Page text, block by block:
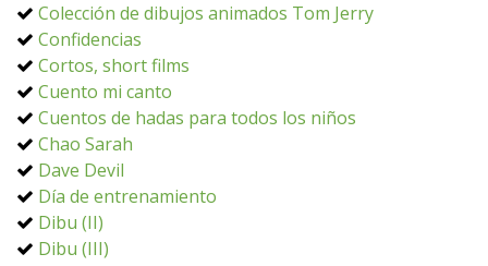
Colección de dibujos animados Tom Jerry
Confidencias
Cortos, short films
Cuento mi canto
Cuentos de hadas para todos los niños
Chao Sarah
Dave Devil
Día de entrenamiento
Dibu (II)
Dibu (III)